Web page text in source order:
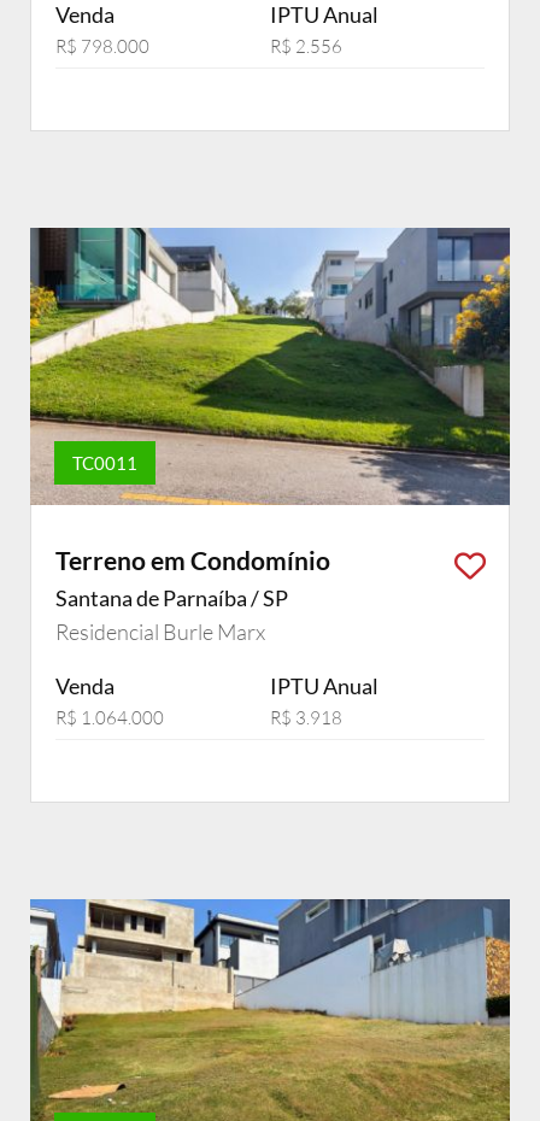
Venda
R$ 798.000
IPTU Anual
R$ 2.556
TC0011
Terreno em Condomínio
Santana de Parnaíba / SP
Residencial Burle Marx
Venda
R$ 1.064.000
IPTU Anual
R$ 3.918